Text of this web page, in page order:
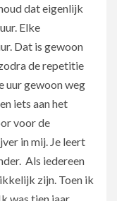
dat eigenlijk
Elke
Dat is gewoon
de repetitie
uur gewoon weg
iets aan het
voor de
in mij. Je leert
Als iedereen
zijn. Toen ik